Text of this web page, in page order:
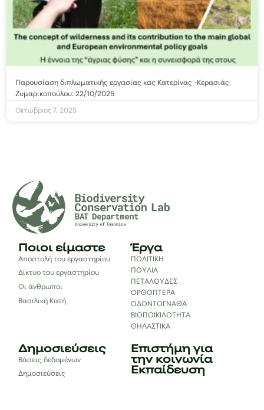
Παρουσίαση διπλωματικής εργασίας κας Κατερίνας -Κερασιάς
Ζυμαρικοπούλου: 22/10/2025
Οκτώβριος 7, 2025
Ποιοι είμαστε
Αποστολή του εργαστηρίου
Δίκτυο του εργαστηρίου
Οι άνθρωποι
Βασιλική Κατή
Έργα
ΠΟΛΙΤΙΚΗ
ΠΟΥΛΙΑ
ΠΕΤΑΛΟΥΔΕΣ
ΟΡΘΟΠΤΕΡΑ
ΟΔΟΝΤΟΓΝΑΘΑ
ΒΙΟΠΟΙΚΙΛΟΤΗΤΑ
ΘΗΛΑΣΤΙΚΑ
Δημοσιεύσεις
Βάσεις δεδομένων
Δημοσιεύσεις
Επιστήμη για
την κοινωνία
Εκπαίδευση